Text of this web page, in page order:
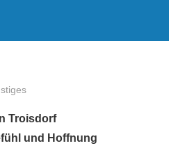
Troisdorf
und Hoffnung